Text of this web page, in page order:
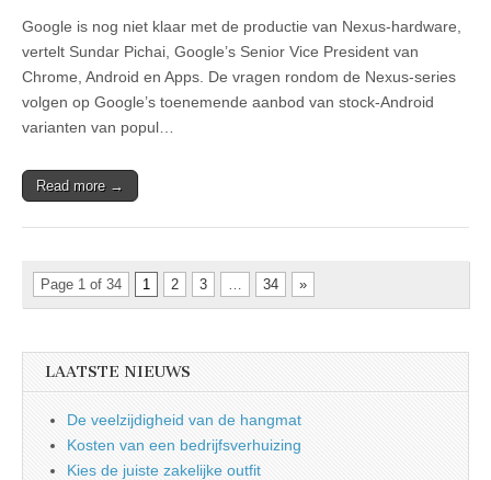
gaat
door
productie
Nexus-
Google is nog niet klaar met de productie van Nexus-hardware,
vertelt Sundar Pichai, Google’s Senior Vice President van
Chrome, Android en Apps. De vragen rondom de Nexus-series
volgen op Google’s toenemende aanbod van stock-Android
varianten van popul…
Read more →
Page 1 of 34 1 2 3 34 »
LAATSTE NIEUWS
De veelzijdigheid van de hangmat
Kosten van een bedrijfsverhuizing
Kies de juiste zakelijke outfit